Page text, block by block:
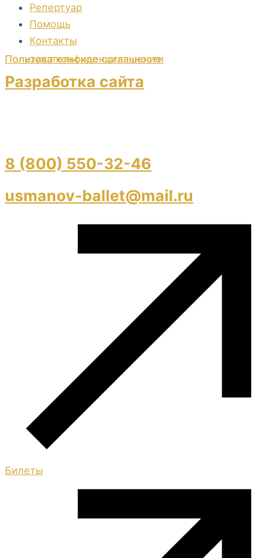
Репертуар
Помощь
Контакты
Пользовательское соглашение
Политика конфиденциальности
Разработка сайта
8 (800) 550-32-46
usmanov-ballet@mail.ru
Билеты